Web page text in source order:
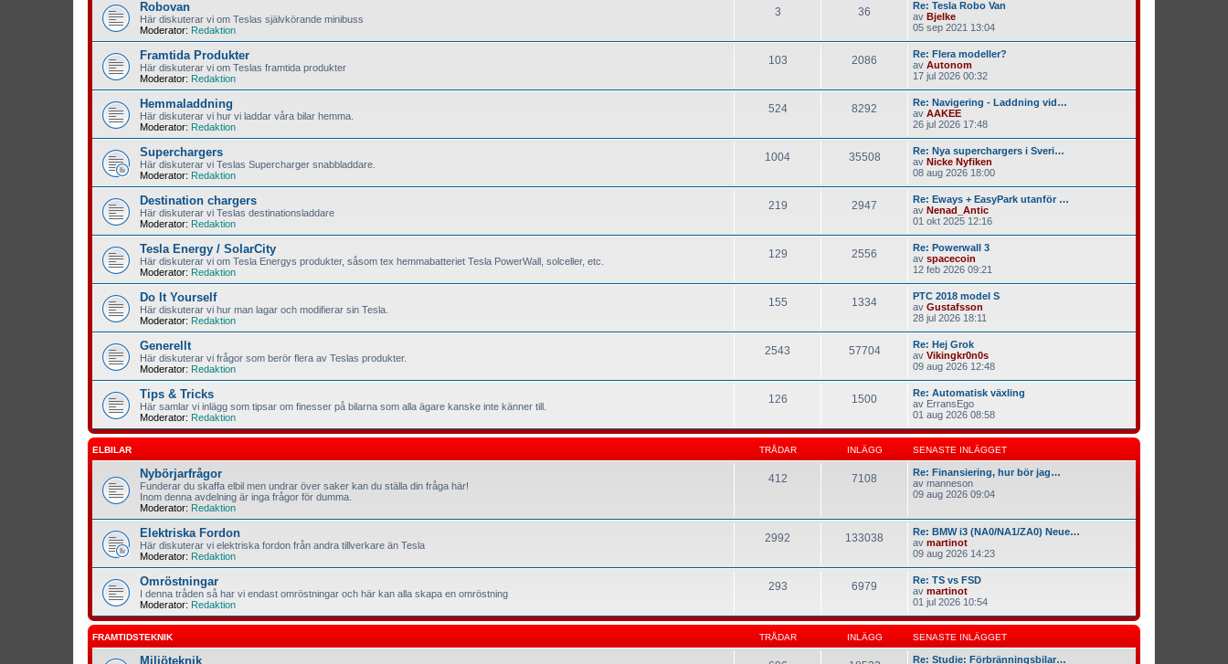
Robovan
Här diskuterar vi om Teslas självkörande minibuss
Moderator: Redaktion
3 36
Re: Tesla Robo Van
av Bjelke
05 sep 2021 13:04
Framtida Produkter
Här diskuterar vi om Teslas framtida produkter
Moderator: Redaktion
103 2086
Re: Flera modeller?
av Autonom
17 jul 2026 00:32
Hemmaladdning
Här diskuterar vi hur vi laddar våra bilar hemma.
Moderator: Redaktion
524 8292
Re: Navigering - Laddning vid…
av AAKEE
26 jul 2026 17:48
Superchargers
Här diskuterar vi Teslas Supercharger snabbladdare.
Moderator: Redaktion
1004 35508
Re: Nya superchargers i Sveri…
av Nicke Nyfiken
08 aug 2026 18:00
Destination chargers
Här diskuterar vi Teslas destinationsladdare
Moderator: Redaktion
219 2947
Re: Eways + EasyPark utanför …
av Nenad_Antic
01 okt 2025 12:16
Tesla Energy / SolarCity
Här diskuterar vi om Tesla Energys produkter, såsom tex hemmabatteriet Tesla PowerWall, solceller, etc.
Moderator: Redaktion
129 2556
Re: Powerwall 3
av spacecoin
12 feb 2026 09:21
Do It Yourself
Här diskuterar vi hur man lagar och modifierar sin Tesla.
Moderator: Redaktion
155 1334
PTC 2018 model S
av Gustafsson
28 jul 2026 18:11
Generellt
Här diskuterar vi frågor som berör flera av Teslas produkter.
Moderator: Redaktion
2543 57704
Re: Hej Grok
av Vikingkr0n0s
09 aug 2026 12:48
Tips & Tricks
Här samlar vi inlägg som tipsar om finesser på bilarna som alla ägare kanske inte känner till.
Moderator: Redaktion
126 1500
Re: Automatisk växling
av ErransEgo
01 aug 2026 08:58
ELBILAR TRÅDAR INLÄGG SENASTE INLÄGGET
Nybörjarfrågor
Funderar du skaffa elbil men undrar över saker kan du ställa din fråga här!
Inom denna avdelning är inga frågor för dumma.
Moderator: Redaktion
412 7108
Re: Finansiering, hur bör jag…
av manneson
09 aug 2026 09:04
Elektriska Fordon
Här diskuterar vi elektriska fordon från andra tillverkare än Tesla
Moderator: Redaktion
2992 133038
Re: BMW i3 (NA0/NA1/ZA0) Neue…
av martinot
09 aug 2026 14:23
Omröstningar
I denna tråden så har vi endast omröstningar och här kan alla skapa en omröstning
Moderator: Redaktion
293 6979
Re: TS vs FSD
av martinot
01 jul 2026 10:54
FRAMTIDSTEKNIK TRÅDAR INLÄGG SENASTE INLÄGGET
Miljöteknik
Re: Studie: Förbränningsbilar…